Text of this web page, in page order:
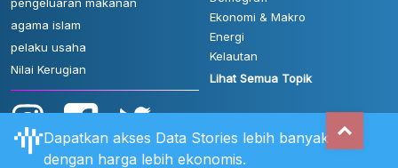
agama islam
pelaku usaha
Nilai Kerugian
Ekonomi & Makro
Energi
Kelautan
Lihat Semua Topik
Dapatkan akses Data Stories lebih banyak
dengan harga lebih ekonomis.